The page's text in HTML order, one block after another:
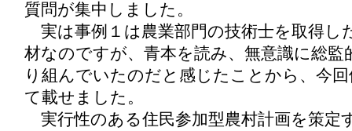
質問が集中しました。
実は事例１は農業部門の技術士を取得し
材なのですが、青本を読み、無意識に総監
り組んでいたのだと感じたことから、今
て載せました。
実行性のある住民参加型農村計画を策定